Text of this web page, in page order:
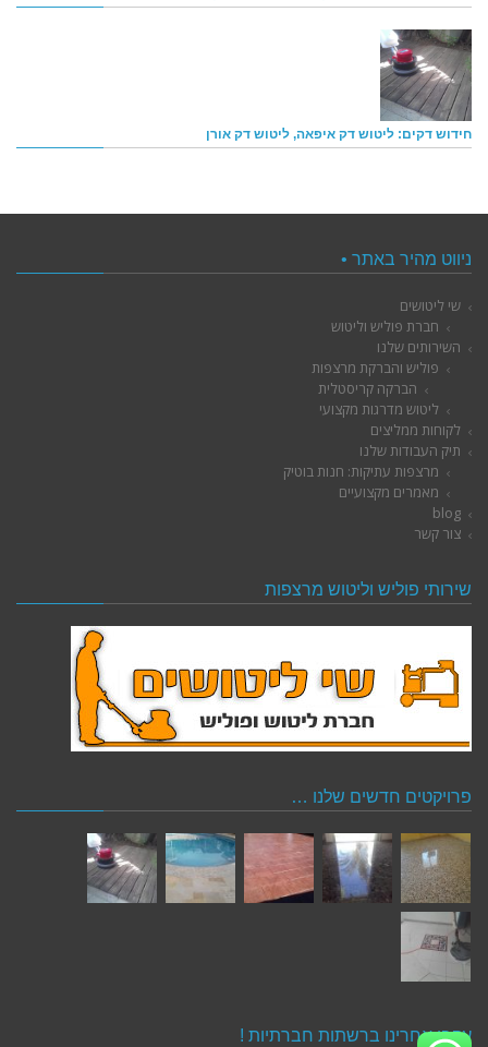
חידוש דקים: ליטוש דק איפאה, ליטוש דק אורן
ניווט מהיר באתר •
שי ליטושים
חברת פוליש וליטוש
השירותים שלנו
פוליש והברקת מרצפות
הברקה קריסטלית
ליטוש מדרגות מקצועי
לקוחות ממליצים
תיק העבודות שלנו
מרצפות עתיקות: חנות בוטיק
מאמרים מקצועיים
blog
צור קשר
שירותי פוליש וליטוש מרצפות
פרויקטים חדשים שלנו …
עקבו אחרינו ברשתות חברתיות !